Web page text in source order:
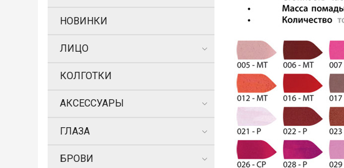
НОВИНКИ
ЛИЦО
КОЛГОТКИ
АКСЕССУАРЫ
ГЛАЗА
БРОВИ